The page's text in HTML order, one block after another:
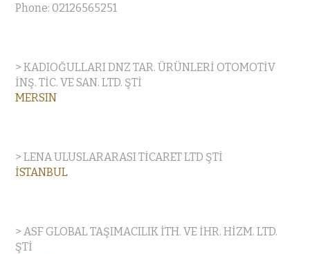
Phone: 02126565251
> KADIOĞULLARI DNZ TAR. ÜRÜNLERİ OTOMOTİV
İNŞ. TİC. VE SAN. LTD. ŞTİ
MERSIN
> LENA ULUSLARARASI TİCARET LTD ŞTİ
İSTANBUL
> ASF GLOBAL TAŞIMACILIK İTH. VE İHR. HİZM. LTD.
ŞTİ